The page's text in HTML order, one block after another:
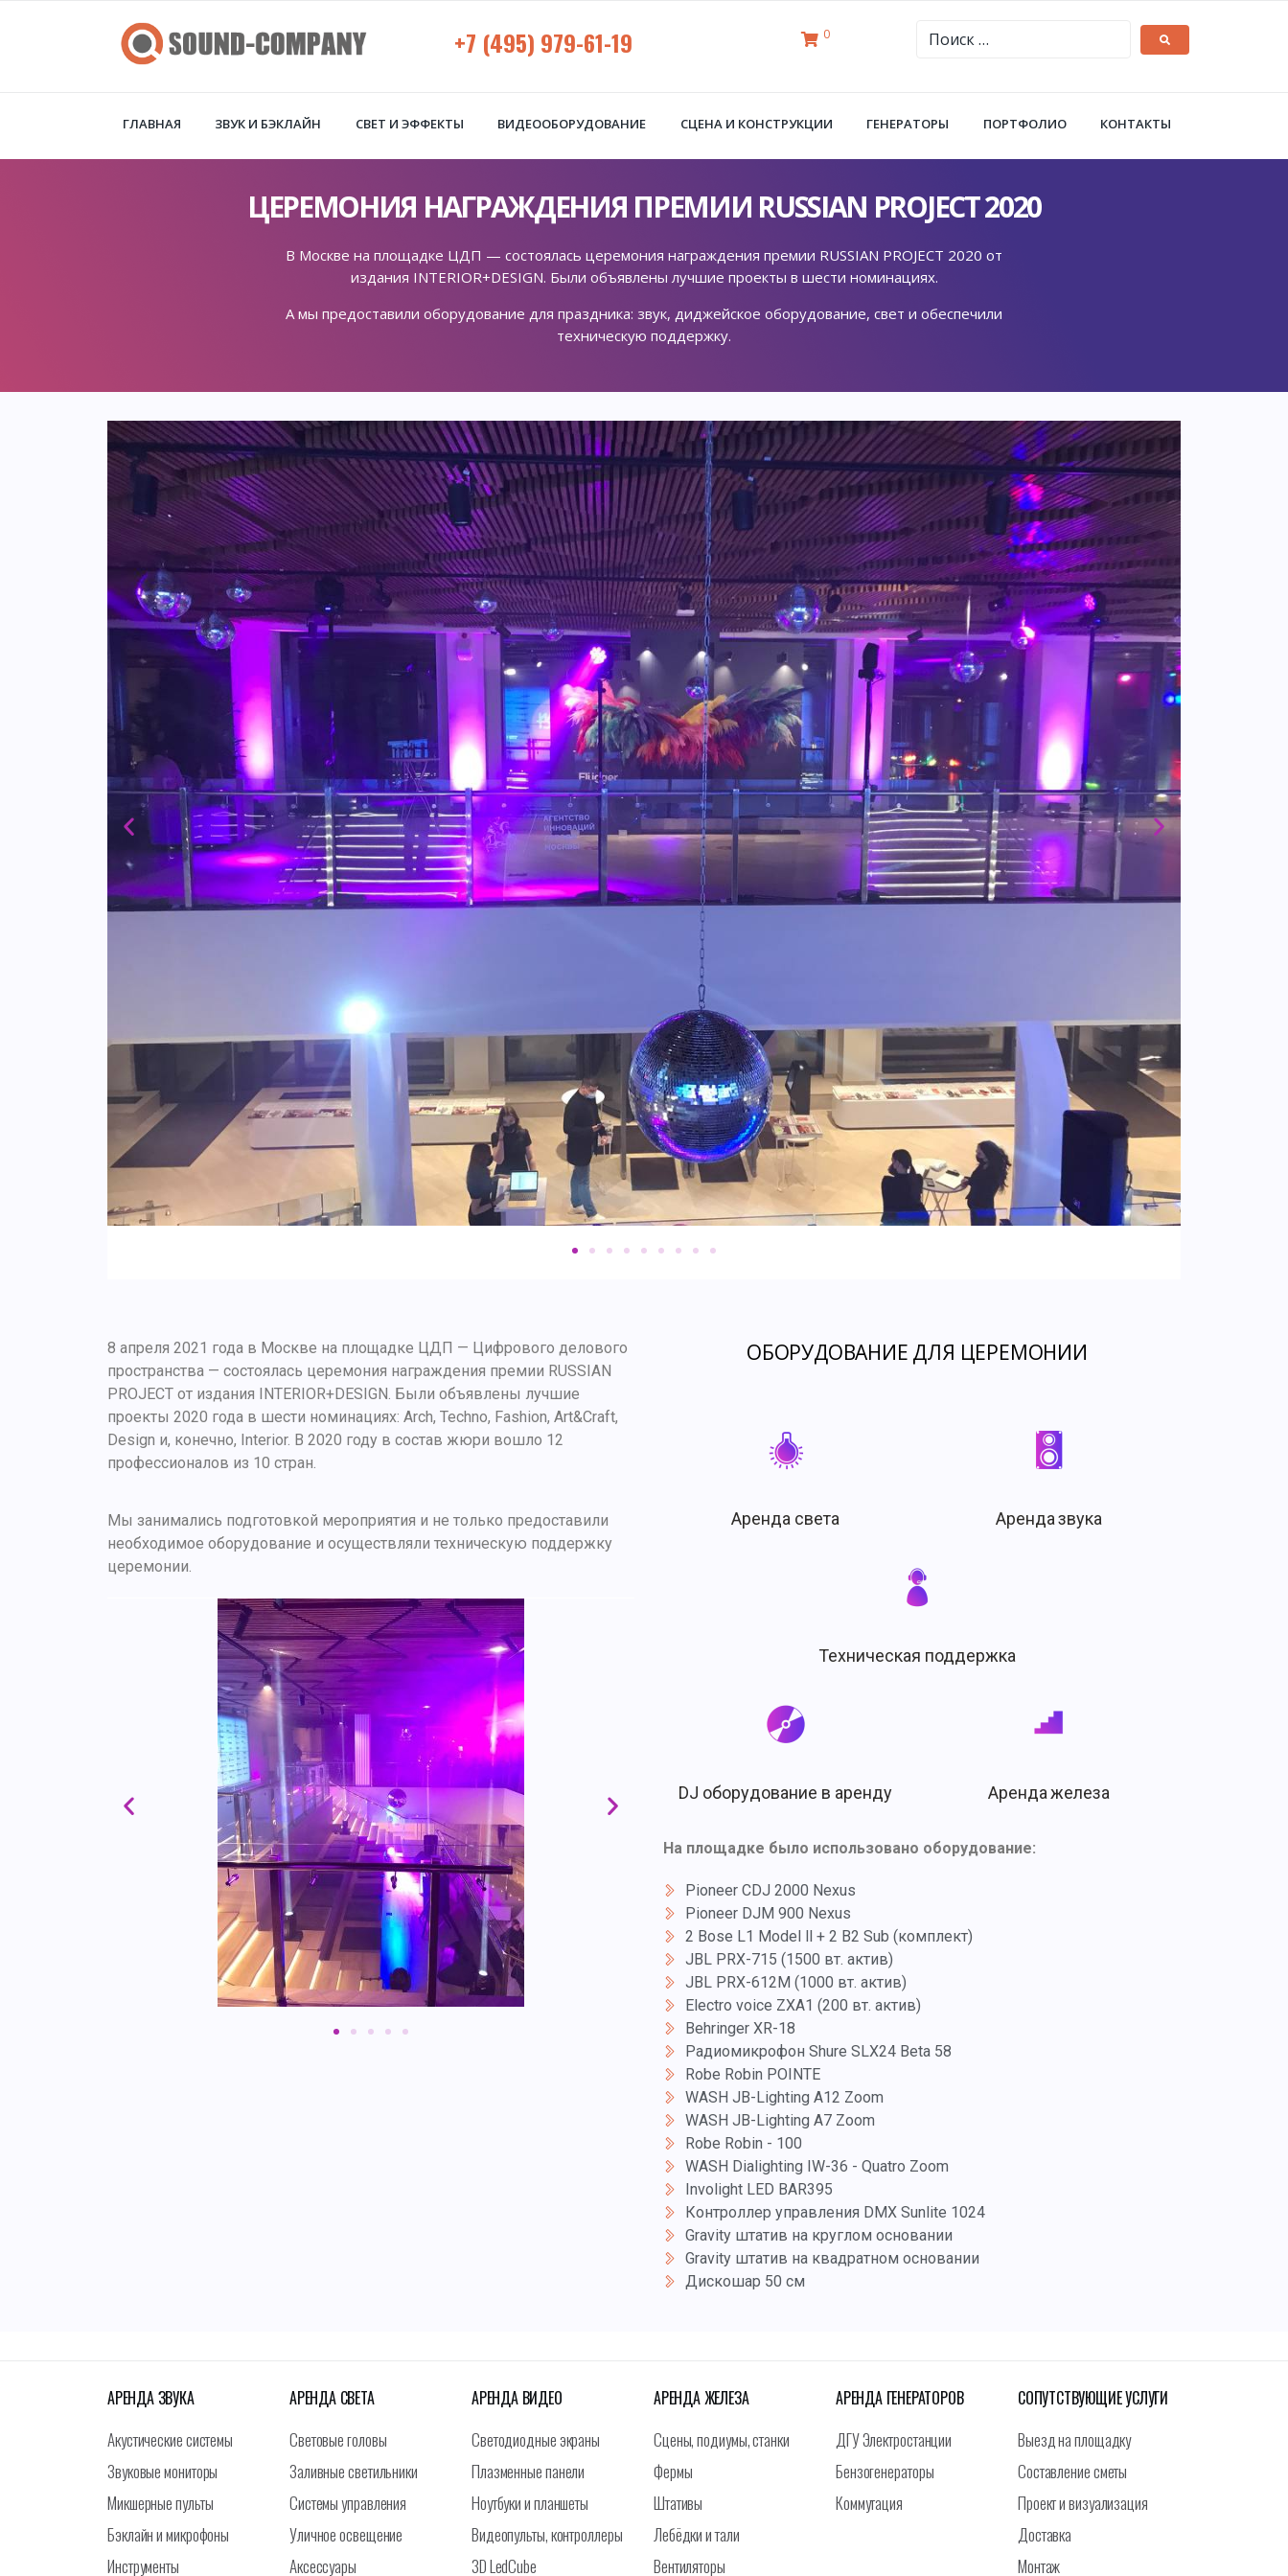
+7 (495) 979-61-19 0
ГЛАВНАЯ ЗВУК И БЭКЛАЙН СВЕТ И ЭФФЕКТЫ ВИДЕООБОРУДОВАНИЕ СЦЕНА И КОНСТРУКЦИИ ГЕНЕРАТОРЫ ПОРТФОЛИО КОНТАКТЫ
ЦЕРЕМОНИЯ НАГРАЖДЕНИЯ ПРЕМИИ RUSSIAN PROJECT 2020
В Москве на площадке ЦДП — состоялась церемония награждения премии RUSSIAN PROJECT 2020 от
издания INTERIOR+DESIGN. Были объявлены лучшие проекты в шести номинациях.
А мы предоставили оборудование для праздника: звук, диджейское оборудование, свет и обеспечили
техническую поддержку.
8 апреля 2021 года в Москве на площадке ЦДП — Цифрового делового
пространства — состоялась церемония награждения премии RUSSIAN
PROJECT от издания INTERIOR+DESIGN. Были объявлены лучшие
проекты 2020 года в шести номинациях: Arch, Techno, Fashion, Art&Craft,
Design и, конечно, Interior. В 2020 году в состав жюри вошло 12
профессионалов из 10 стран.
Мы занимались подготовкой мероприятия и не только предоставили
необходимое оборудование и осуществляли техническую поддержку
церемонии.
ОБОРУДОВАНИЕ ДЛЯ ЦЕРЕМОНИИ
Аренда света Аренда звука
Техническая поддержка
DJ оборудование в аренду Аренда железа
На площадке было использовано оборудование:
Pioneer CDJ 2000 Nexus
Pioneer DJM 900 Nexus
2 Bose L1 Model ll + 2 B2 Sub (комплект)
JBL PRX-715 (1500 вт. актив)
JBL PRX-612M (1000 вт. актив)
Electro voice ZXA1 (200 вт. актив)
Behringer XR-18
Радиомикрофон Shure SLX24 Beta 58
Robe Robin POINTE
WASH JB-Lighting A12 Zoom
WASH JB-Lighting A7 Zoom
Robe Robin - 100
WASH Dialighting IW-36 - Quatro Zoom
Involight LED BAR395
Контроллер управления DMX Sunlite 1024
Gravity штатив на круглом основании
Gravity штатив на квадратном основании
Дискошар 50 см
АРЕНДА ЗВУКА
Акустические системы
Звуковые мониторы
Микшерные пульты
Бэклайн и микрофоны
Инструменты
АРЕНДА СВЕТА
Световые головы
Заливные светильники
Системы управления
Уличное освещение
Аксессуары
АРЕНДА ВИДЕО
Светодиодные экраны
Плазменные панели
Ноутбуки и планшеты
Видеопульты, контроллеры
3D LedCube
АРЕНДА ЖЕЛЕЗА
Сцены, подиумы, станки
Фермы
Штативы
Лебёдки и тали
Вентиляторы
АРЕНДА ГЕНЕРАТОРОВ
ДГУ Электростанции
Бензогенераторы
Коммутация
СОПУТСТВУЮЩИЕ УСЛУГИ
Выезд на площадку
Составление сметы
Проект и визуализация
Доставка
Монтаж